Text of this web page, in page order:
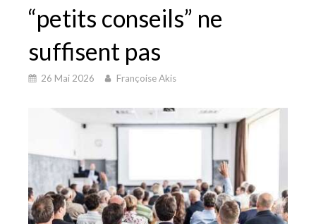
“petits conseils” ne
suffisent pas
26 Mai 2026 Françoise Akis